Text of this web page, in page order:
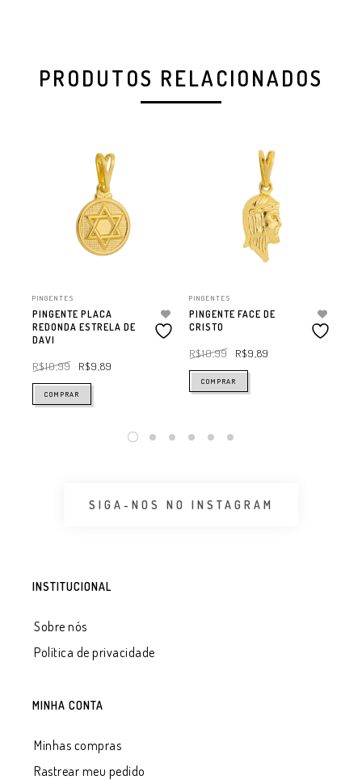
PRODUTOS RELACIONADOS
PINGENTES
PINGENTE PLACA
REDONDA ESTRELA DE
DAVI
R$10,99 R$9,89
COMPRAR
PINGENTES
PINGENTE FACE DE
CRISTO
R$10,99 R$9,89
COMPRAR
SIGA-NOS NO INSTAGRAM
INSTITUCIONAL
Sobre nós
Política de privacidade
MINHA CONTA
Minhas compras
Rastrear meu pedido